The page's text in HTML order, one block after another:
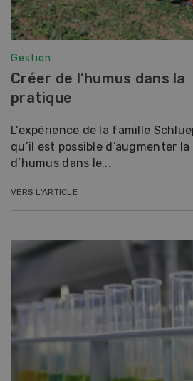
Gestion
Créer de l’humus dans la
pratique
L’expérience de la famille
qu’il est possible d’augmenter
d’humus dans le...
VERS L'ARTICLE